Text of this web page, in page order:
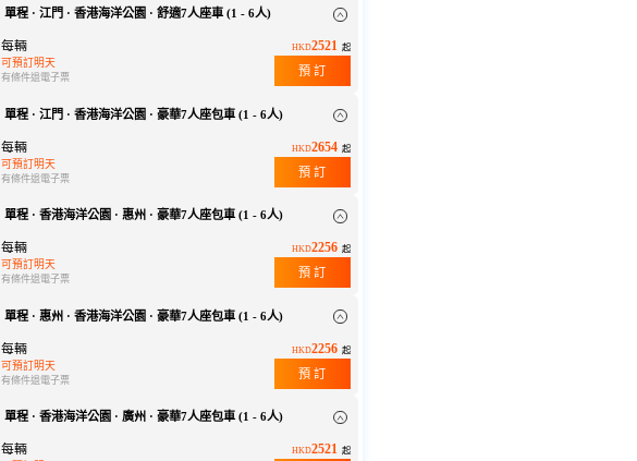
單程 · 江門 · 香港海洋公園 · 舒適7人座車 (1 - 6人)
每輛 HKD2521 起
可預訂明天
有條件退電子票
預 訂
單程 · 江門 · 香港海洋公園 · 豪華7人座包車 (1 - 6人)
每輛 HKD2654 起
可預訂明天
有條件退電子票
預 訂
單程 · 香港海洋公園 · 惠州 · 豪華7人座包車 (1 - 6人)
每輛 HKD2256 起
可預訂明天
有條件退電子票
預 訂
單程 · 惠州 · 香港海洋公園 · 豪華7人座包車 (1 - 6人)
每輛 HKD2256 起
可預訂明天
有條件退電子票
預 訂
單程 · 香港海洋公園 · 廣州 · 豪華7人座包車 (1 - 6人)
每輛 HKD2521 起